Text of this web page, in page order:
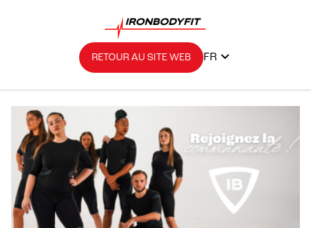
RETOUR AU SITE WEB FR